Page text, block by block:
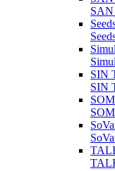
SIN
SIN